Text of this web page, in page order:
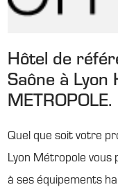
Hôtel de
Saône à Lyon
METROPOLE.
Quel que soit votre
Lyon Métropole vous
à ses équipements